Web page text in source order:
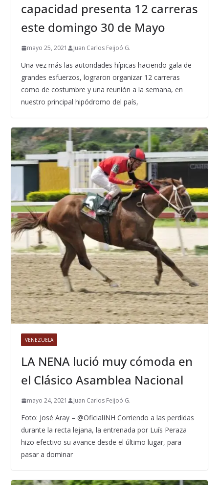
capacidad presenta 12 carreras
este domingo 30 de Mayo
mayo 25, 2021 Juan Carlos Feijoó G.
Una vez más las autoridades hípicas haciendo gala de
grandes esfuerzos, lograron organizar 12 carreras
como de costumbre y una reunión a la semana, en
nuestro principal hipódromo del país,
VENEZUELA
LA NENA lució muy cómoda en
el Clásico Asamblea Nacional
mayo 24, 2021 Juan Carlos Feijoó G.
Foto: José Aray – @OficialINH Corriendo a las perdidas
durante la recta lejana, la entrenada por Luís Peraza
hizo efectivo su avance desde el último lugar, para
pasar a dominar